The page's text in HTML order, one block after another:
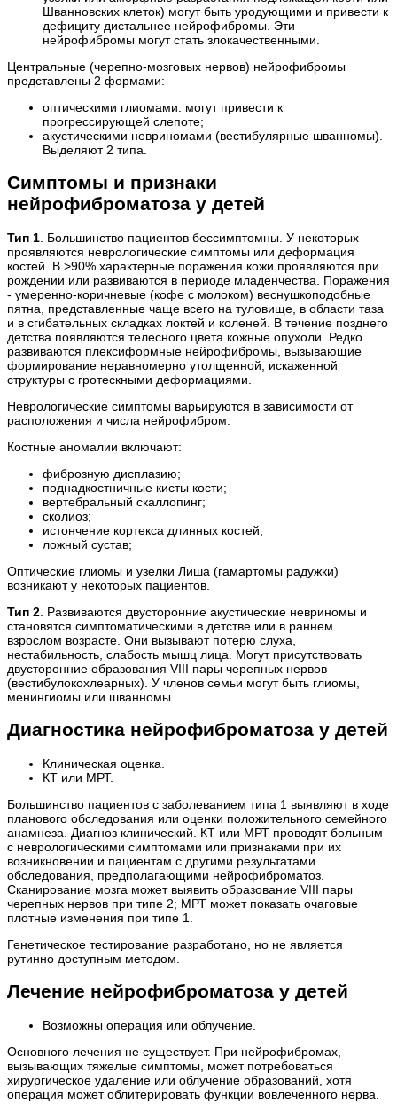
Шванновских клеток) могут быть уродующими и привести к
дефициту дистальнее нейрофибромы. Эти
нейрофибромы могут стать злокачественными.
Центральные (черепно-мозговых нервов) нейрофибромы
представлены 2 формами:
оптическими глиомами: могут привести к
прогрессирующей слепоте;
акустическими невриномами (вестибулярные шванномы).
Выделяют 2 типа.
Симптомы и признаки
нейрофиброматоза у детей
Тип 1 . Большинство пациентов бессимптомны. У некоторых
проявляются неврологические симптомы или деформация
костей. В >90% характерные поражения кожи проявляются при
рождении или развиваются в периоде младенчества. Поражения
- умеренно-коричневые (кофе с молоком) веснушкоподобные
пятна, представленные чаще всего на туловище, в области таза
и в сгибательных складках локтей и коленей. В течение позднего
детства появляются телесного цвета кожные опухоли. Редко
развиваются плексиформные нейрофибромы, вызывающие
формирование неравномерно утолщенной, искаженной
структуры с гротескными деформациями.
Неврологические симптомы варьируются в зависимости от
расположения и числа нейрофибром.
Костные аномалии включают:
фиброзную дисплазию;
поднадкостничные кисты кости;
вертебральный скаллопинг;
сколиоз;
истончение кортекса длинных костей;
ложный сустав;
Оптические глиомы и узелки Лиша (гамартомы радужки)
возникают у некоторых пациентов.
Тип 2 . Развиваются двусторонние акустические невриномы и
становятся симптоматическими в детстве или в раннем
взрослом возрасте. Они вызывают потерю слуха,
нестабильность, слабость мышц лица. Могут присутствовать
двусторонние образования VIII пары черепных нервов
(вестибулокохлеарных). У членов семьи могут быть глиомы,
менингиомы или шванномы.
Диагностика нейрофиброматоза у детей
Клиническая оценка.
КТ или МРТ.
Большинство пациентов с заболеванием типа 1 выявляют в ходе
планового обследования или оценки положительного семейного
анамнеза. Диагноз клинический. КТ или МРТ проводят больным
с неврологическими симптомами или признаками при их
возникновении и пациентам с другими результатами
обследования, предполагающими нейрофиброматоз.
Сканирование мозга может выявить образование VIII пары
черепных нервов при типе 2; МРТ может показать очаговые
плотные изменения при типе 1.
Генетическое тестирование разработано, но не является
рутинно доступным методом.
Лечение нейрофиброматоза у детей
Возможны операция или облучение.
Основного лечения не существует. При нейрофибромах,
вызывающих тяжелые симптомы, может потребоваться
хирургическое удаление или облучение образований, хотя
операция может облитерировать функции вовлеченного нерва.